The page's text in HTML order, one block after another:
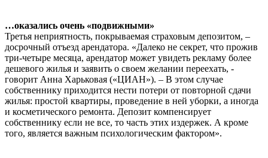
…оказались очень «подвижными»
Третья неприятность, покрываемая страховым депозитом, –
досрочный отъезд арендатора. «Далеко не секрет, что прожив
три-четыре месяца, арендатор может увидеть рекламу более
дешевого жилья и заявить о своем желании переехать, -
говорит Анна Харьковая («ЦИАН»). – В этом случае
собственнику приходится нести потери от повторной сдачи
жилья: простой квартиры, проведение в ней уборки, а иногда
и косметического ремонта. Депозит компенсирует
собственнику если не все, то часть этих издержек. А кроме
того, является важным психологическим фактором».